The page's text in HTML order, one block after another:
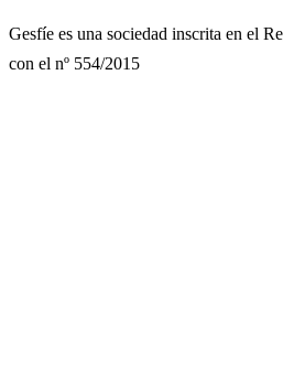
Gesfíe es una sociedad inscrita en el
con el nº 554/2015